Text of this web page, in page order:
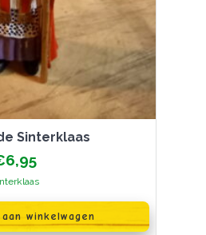
Sinterklaas
6,95
winkelwagen